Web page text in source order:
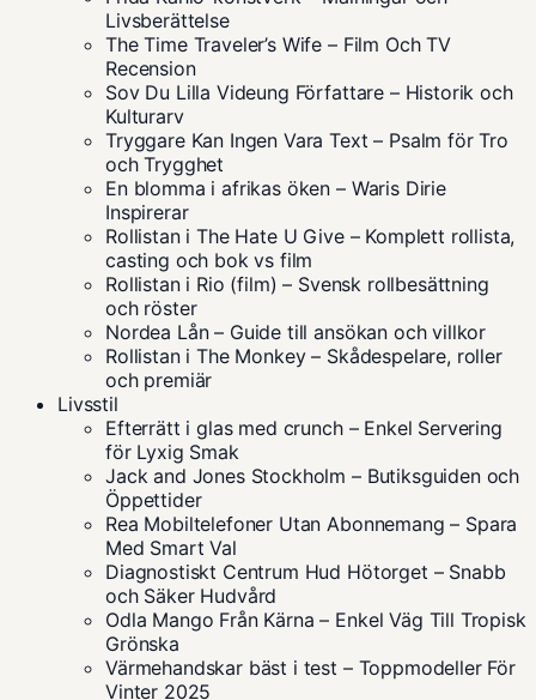
Livsberättelse
The Time Traveler’s Wife – Film Och TV
Recension
Sov Du Lilla Videung Författare – Historik och
Kulturarv
Tryggare Kan Ingen Vara Text – Psalm för Tro
och Trygghet
En blomma i afrikas öken – Waris Dirie
Inspirerar
Rollistan i The Hate U Give – Komplett rollista,
casting och bok vs film
Rollistan i Rio (film) – Svensk rollbesättning
och röster
Nordea Lån – Guide till ansökan och villkor
Rollistan i The Monkey – Skådespelare, roller
och premiär
Livsstil
Efterrätt i glas med crunch – Enkel Servering
för Lyxig Smak
Jack and Jones Stockholm – Butiksguiden och
Öppettider
Rea Mobiltelefoner Utan Abonnemang – Spara
Med Smart Val
Diagnostiskt Centrum Hud Hötorget – Snabb
och Säker Hudvård
Odla Mango Från Kärna – Enkel Väg Till Tropisk
Grönska
Värmehandskar bäst i test – Toppmodeller För
Vinter 2025